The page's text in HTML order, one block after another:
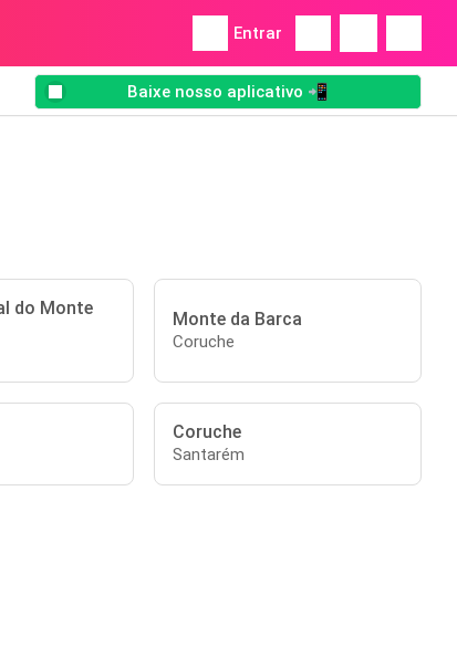
Entrar
Baixe nosso aplicativo 📲
do Monte
Monte da Barca
Coruche
Coruche
Santarém